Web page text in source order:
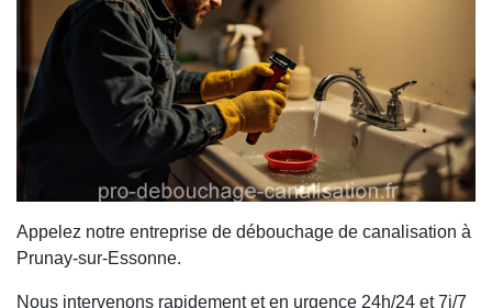
Appelez notre entreprise de débouchage de canalisation à
Prunay-sur-Essonne.
Nous intervenons rapidement et en urgence 24h/24 et 7j/7